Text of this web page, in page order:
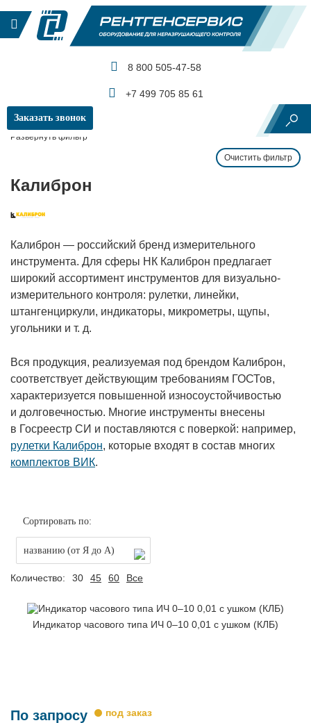
8 800 505-47-58
+7 499 705 85 61
Заказать звонок
Главная Производители и бренды Калиброн
Развернуть фильтр
Очистить фильтр
Калиброн
Калиброн — российский бренд измерительного
инструмента. Для сферы НК Калиброн предлагает
широкий ассортимент инструментов для визуально-
измерительного контроля: рулетки, линейки,
штангенциркули, индикаторы, микрометры, щупы,
угольники и т. д.
Вся продукция, реализуемая под брендом Калиброн,
соответствует действующим требованиям ГОСТов,
характеризуется повышенной износоустойчивостью
и долговечностью. Многие инструменты внесены
в Госреестр СИ и поставляются с поверкой: например,
рулетки Калиброн, которые входят в состав многих
комплектов ВИК.
Сортировать по:
названию (от Я до А)
Количество: 30 45 60 Все
Индикатор часового типа ИЧ 0–10 0,01 с ушком (КЛБ)
По запросу